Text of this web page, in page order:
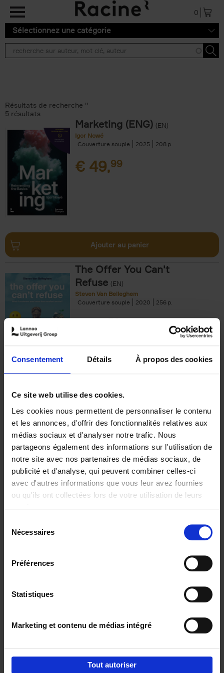
Consentement Détails À propos des cookies
Ce site web utilise des cookies.
Les cookies nous permettent de personnaliser le contenu
et les annonces, d'offrir des fonctionnalités relatives aux
médias sociaux et d'analyser notre trafic. Nous
partageons également des informations sur l'utilisation de
notre site avec nos partenaires de médias sociaux, de
publicité et d'analyse, qui peuvent combiner celles-ci
avec d'autres informations que vous leur avez fournies
ou qu'ils ont collectées lors de votre utilisation de leurs
Nécessaires
Préférences
Statistiques
Marketing et contenu de médias intégré
Tout autoriser
Aller au contenu principal
0
Sélectionnez une catégorie
Résultats de recherche ''
5 résultats
Marketing (ENG) (EN)
Igor Nowé
Couverture souple
2025 208
€ 49,99
Ajouter au panier
The Offer You Can't
Refuse (EN)
Steven Van Belleghem
Couverture souple
2020 256
€37,50
Building Bonds = Building
Business
Jochen Roef Jozefien De Feyter
Carolien Boom
Couverture souple
2025 200
€29,99
Digital marketing like a PRO -
completely revised edition (EN)